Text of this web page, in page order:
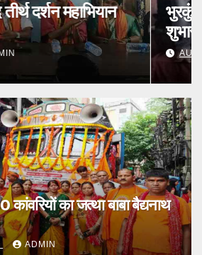
मैदान में श्रावणी मेले का हुआ
किया उद्घाटन
ADMIN
का जत्था बाबा बैद्यनाथ
ADMIN